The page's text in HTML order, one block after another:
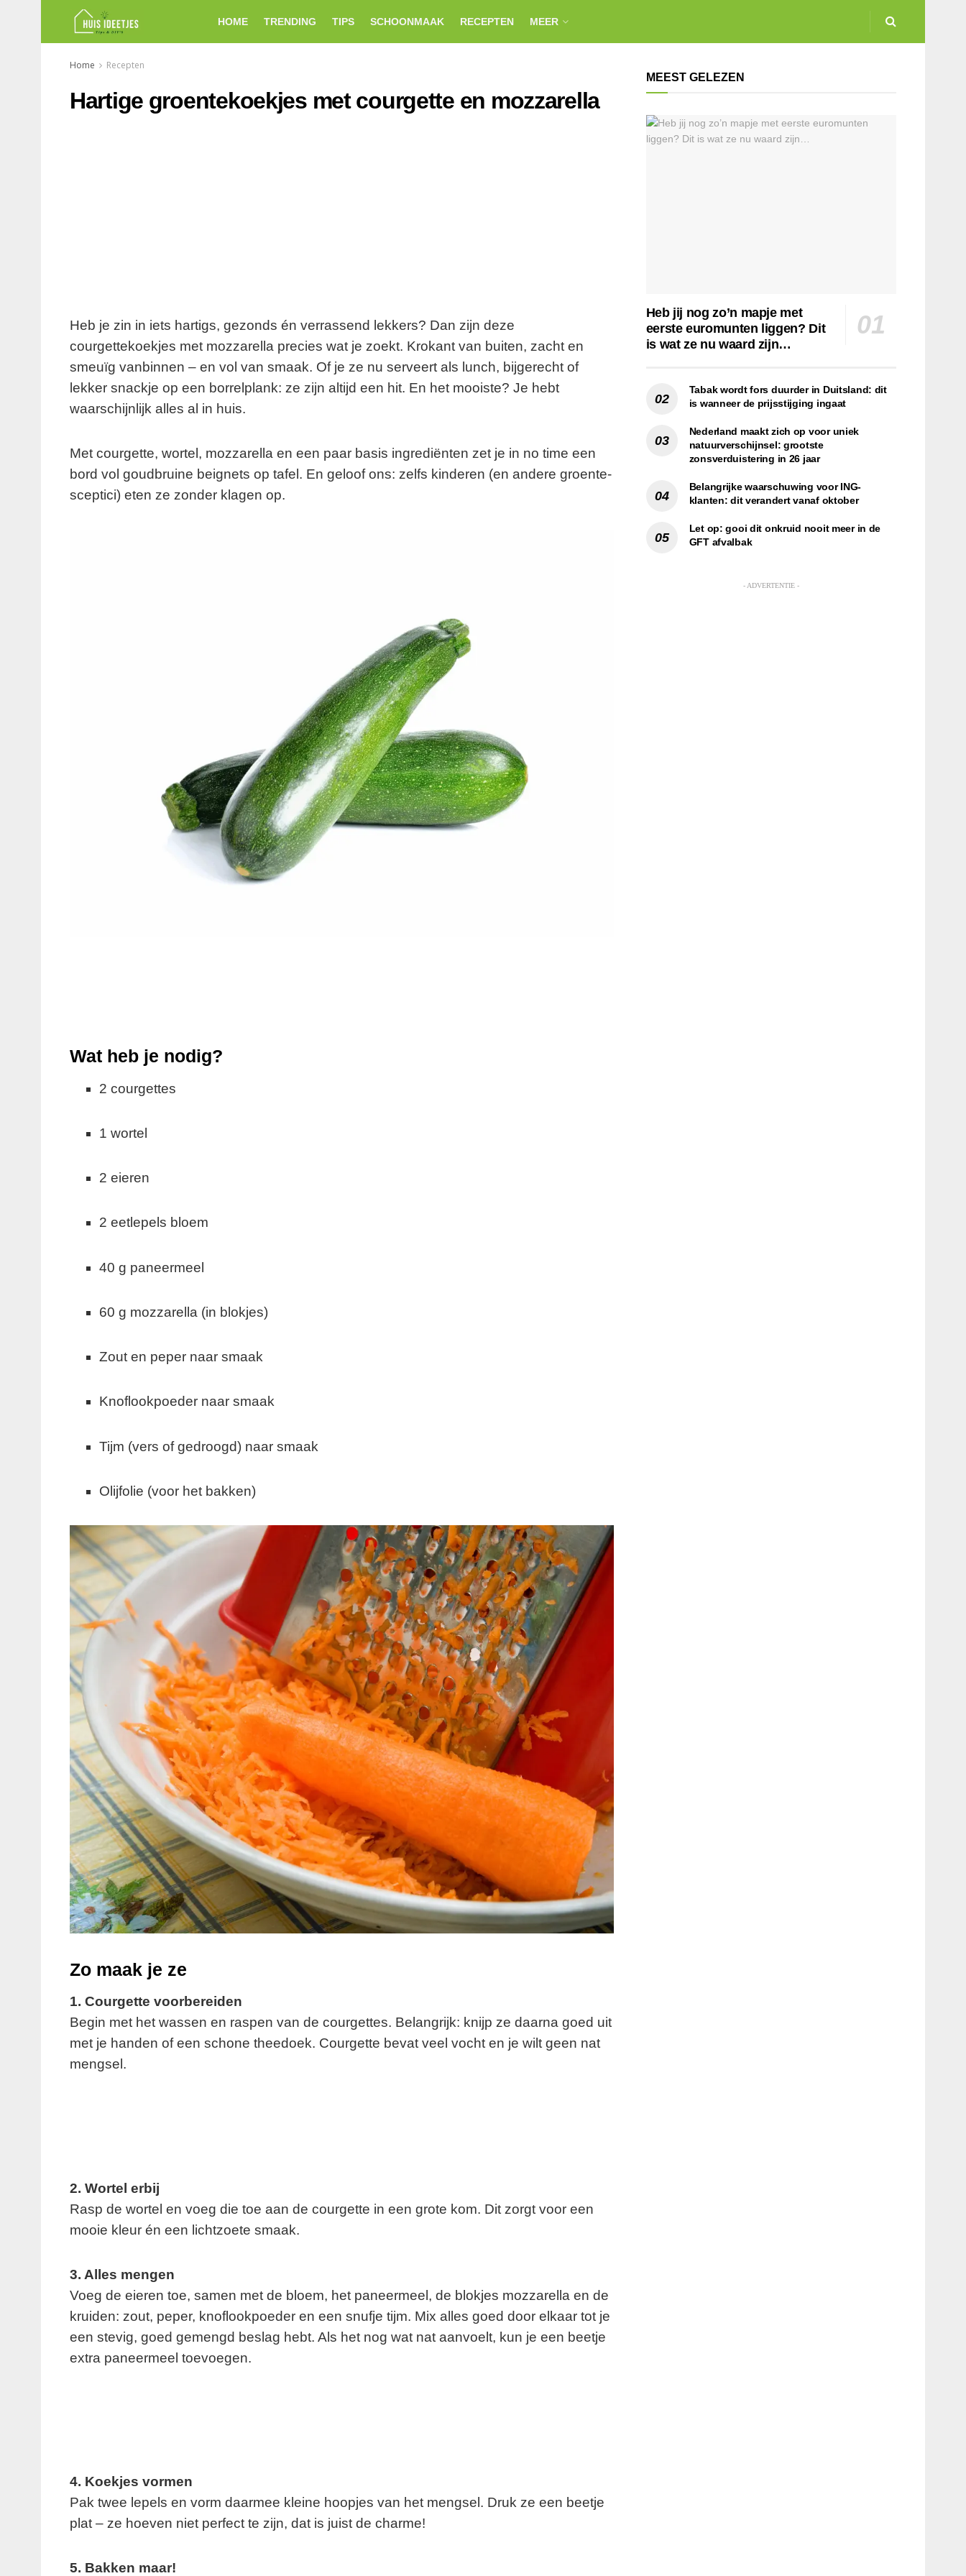
HOME TRENDING TIPS SCHOONMAAK RECEPTEN MEER
Home Recepten
Hartige groentekoekjes met courgette en mozzarella
Heb je zin in iets hartigs, gezonds én verrassend lekkers? Dan zijn deze
courgettekoekjes met mozzarella precies wat je zoekt. Krokant van buiten, zacht en
smeuïg vanbinnen – en vol van smaak. Of je ze nu serveert als lunch, bijgerecht of
lekker snackje op een borrelplank: ze zijn altijd een hit. En het mooiste? Je hebt
waarschijnlijk alles al in huis.
Met courgette, wortel, mozzarella en een paar basis ingrediënten zet je in no time een
bord vol goudbruine beignets op tafel. En geloof ons: zelfs kinderen (en andere groente-
sceptici) eten ze zonder klagen op.
Wat heb je nodig?
2 courgettes
1 wortel
2 eieren
2 eetlepels bloem
40 g paneermeel
60 g mozzarella (in blokjes)
Zout en peper naar smaak
Knoflookpoeder naar smaak
Tijm (vers of gedroogd) naar smaak
Olijfolie (voor het bakken)
Zo maak je ze
1. Courgette voorbereiden
Begin met het wassen en raspen van de courgettes. Belangrijk: knijp ze daarna goed uit
met je handen of een schone theedoek. Courgette bevat veel vocht en je wilt geen nat
mengsel.
2. Wortel erbij
Rasp de wortel en voeg die toe aan de courgette in een grote kom. Dit zorgt voor een
mooie kleur én een lichtzoete smaak.
3. Alles mengen
Voeg de eieren toe, samen met de bloem, het paneermeel, de blokjes mozzarella en de
kruiden: zout, peper, knoflookpoeder en een snufje tijm. Mix alles goed door elkaar tot je
een stevig, goed gemengd beslag hebt. Als het nog wat nat aanvoelt, kun je een beetje
extra paneermeel toevoegen.
4. Koekjes vormen
Pak twee lepels en vorm daarmee kleine hoopjes van het mengsel. Druk ze een beetje
plat – ze hoeven niet perfect te zijn, dat is juist de charme!
5. Bakken maar!
MEEST GELEZEN
Heb jij nog zo’n mapje met
eerste euromunten liggen? Dit
is wat ze nu waard zijn…
Tabak wordt fors duurder in Duitsland: dit
is wanneer de prijsstijging ingaat
Nederland maakt zich op voor uniek
natuurverschijnsel: grootste
zonsverduistering in 26 jaar
Belangrijke waarschuwing voor ING-
klanten: dit verandert vanaf oktober
Let op: gooi dit onkruid nooit meer in de
GFT afvalbak
- ADVERTENTIE -